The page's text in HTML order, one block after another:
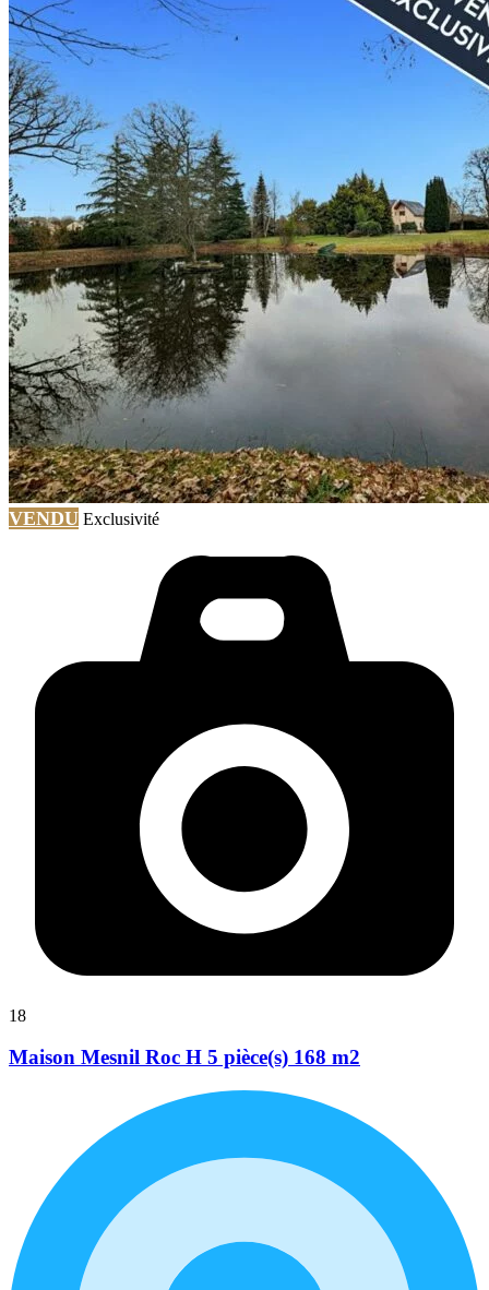
VENDU Exclusivité
18
Maison Mesnil Roc H 5 pièce(s) 168 m2